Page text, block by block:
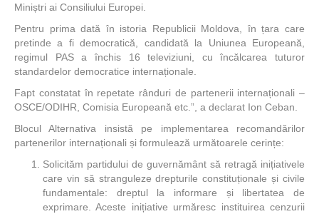
Miniștri ai Consiliului Europei.
Pentru prima dată în istoria Republicii Moldova, în țara care
pretinde a fi democratică, candidată la Uniunea Europeană,
regimul PAS a închis 16 televiziuni, cu încălcarea tuturor
standardelor democratice internaționale.
Fapt constatat în repetate rânduri de partenerii internaționali –
OSCE/ODIHR, Comisia Europeană etc.”, a declarat Ion Ceban.
Blocul Alternativa insistă pe implementarea recomandărilor
partenerilor internaționali și formulează următoarele cerințe:
Solicităm partidului de guvernământ să retragă inițiativele
care vin să stranguleze drepturile constituționale și civile
fundamentale: dreptul la informare și libertatea de
exprimare. Aceste inițiative urmăresc instituirea cenzurii